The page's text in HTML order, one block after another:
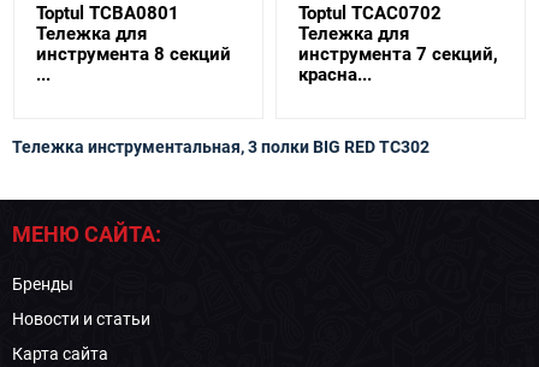
Toptul TCBA0801
Тележка для
инструмента 8 секций
...
Toptul TCAC0702
Тележка для
инструмента 7 секций,
красна...
Тележка инструментальная, 3 полки BIG RED TC302
МЕНЮ САЙТА:
Бренды
Новости и статьи
Карта сайта